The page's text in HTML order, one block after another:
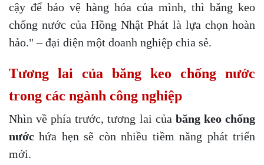
cậy để bảo vệ hàng hóa của mình, thì băng keo
chống nước của Hồng Nhật Phát là lựa chọn hoàn
hảo." – đại diện một doanh nghiệp chia sẻ.
Tương lai của băng keo chống nước
trong các ngành công nghiệp
Nhìn về phía trước, tương lai của băng keo chống
nước hứa hẹn sẽ còn nhiều tiềm năng phát triển
mới.